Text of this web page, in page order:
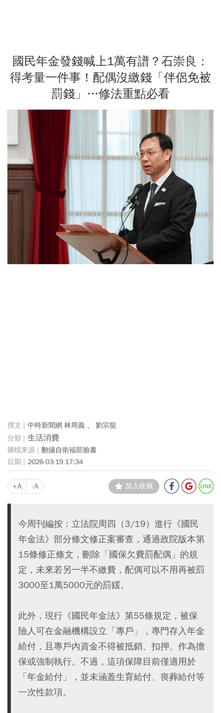
國民年金發錢喊上1萬有譜？石崇良：
得考量一件事！配偶沒繳錢「伴侶免被
罰錢」…修法重點必看
中時新聞網 林周義 、 劉宗龍
生活消費
翻攝自衛福部 臉書
2026-03-19 17:34
+A -A 加入收藏
今周刊編按：立法院周四（3/19）進行《國民
年金法》部分條文修正案審查，通過政院版本第
15條修正條文，刪除「國保欠費罰配偶」的規
定，未來若另一半不繳費，配偶可以不用再被罰
3000至1萬5000元的罰鍰。
此外，現行《國民年金法》第55條規定，被保
險人可在金融機構設立「專戶」，專門存入年金
給付，且專戶內資金不得被抵銷、扣押、作為擔
保或強制執行。不過，這項保障目前僅適用於
「年金給付」，並未涵蓋生育給付、喪葬給付等
一次性款項。